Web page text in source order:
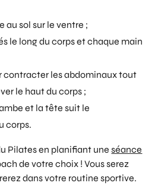
au sol sur le ventre ;
le long du corps et chaque main
contracter les abdominaux tout
le haut du corps ;
et la tête suit le
corps.
Pilates en planifiant uneséance
de votre choix ! Vous serez
dans votre routine sportive.